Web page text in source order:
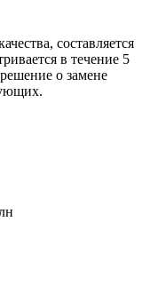
составляется
в течение 5
о замене